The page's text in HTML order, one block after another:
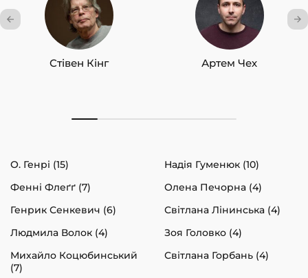
Стівен Кінг Артем Чех
О. Генрі (15)
Надія Гуменюк (10)
Фенні Флеґґ (7)
Олена Печорна (4)
Генрик Сенкевич (6)
Світлана Лінинська (4)
Людмила Волок (4)
Зоя Головко (4)
Михайло Коцюбинський
(7)
Світлана Горбань (4)